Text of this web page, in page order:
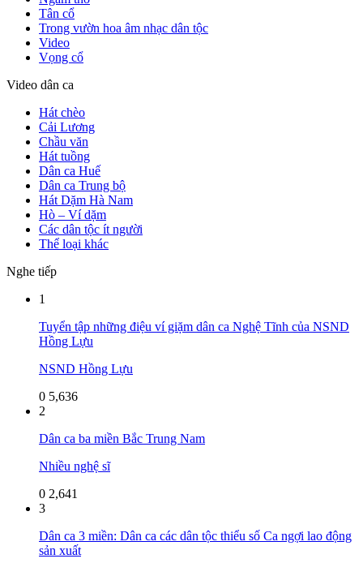
Tân cổ
Trong vườn hoa âm nhạc dân tộc
Video
Vọng cổ
Video dân ca
Hát chèo
Cải Lương
Chầu văn
Hát tuồng
Dân ca Huế
Dân ca Trung bộ
Hát Dặm Hà Nam
Hò – Ví dặm
Các dân tộc ít người
Thể loại khác
Nghe tiếp
1
Tuyển tập những điệu ví giặm dân ca Nghệ Tĩnh của NSND
Hồng Lựu
NSND Hồng Lựu
0 5,636
2
Dân ca ba miền Bắc Trung Nam
Nhiều nghệ sĩ
0 2,641
3
Dân ca 3 miền: Dân ca các dân tộc thiểu số Ca ngợi lao động
sản xuất